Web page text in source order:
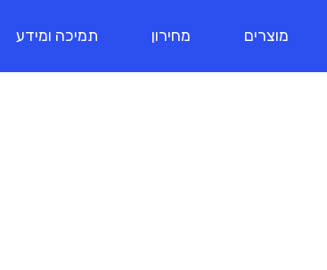
מוצרים מחירון תמיכה ומידע